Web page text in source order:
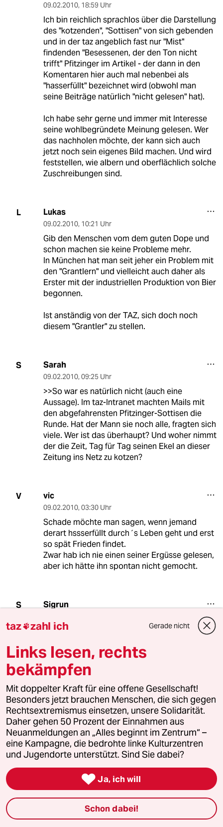
09.02.2010, 18:59 Uhr
Ich bin reichlich sprachlos über die Darstellung
des "kotzenden", "Sottisen" von sich gebenden
und in der taz angeblich fast nur "Mist"
findenden "Besessenen, der den Ton nicht
trifft" Pfitzinger im Artikel - der dann in den
Komentaren hier auch mal nebenbei als
"hasserfüllt" bezeichnet wird (obwohl man
seine Beiträge natürlich "nicht gelesen" hat).
Ich habe sehr gerne und immer mit Interesse
seine wohlbegründete Meinung gelesen. Wer
das nachholen möchte, der kann sich auch
jetzt noch sein eigenes Bild machen. Und wird
feststellen, wie albern und oberflächlich solche
Zuschreibungen sind.
L Lukas
09.02.2010, 10:21 Uhr
Gib den Menschen vom dem guten Dope und
schon machen sie keine Probleme mehr.
In München hat man seit jeher ein Problem mit
den "Grantlern" und vielleicht auch daher als
Erster mit der industriellen Produktion von Bier
begonnen.
Ist anständig von der TAZ, sich doch noch
diesem "Grantler" zu stellen.
S Sarah
09.02.2010, 09:25 Uhr
>>So war es natürlich nicht (auch eine
Aussage). Im taz-Intranet machten Mails mit
den abgefahrensten Pfitzinger-Sottisen die
Runde. Hat der Mann sie noch alle, fragten sich
viele. Wer ist das überhaupt? Und woher nimmt
der die Zeit, Tag für Tag seinen Ekel an dieser
Zeitung ins Netz zu kotzen?
V vic
09.02.2010, 03:30 Uhr
Schade möchte man sagen, wenn jemand
derart hssserfüllt durch´s Leben geht und erst
so spät Frieden findet.
Zwar hab ich nie einen seiner Ergüsse gelesen,
aber ich hätte ihn spontan nicht gemocht.
S Sigrun
Es gibt sie wohl doch noch die menschliche
berührenden, nachdenklich stimmenden
Artikel!
DR Dr. rer. Nat. Harald Wenk
08.02.2010,23:44 Uhr
"Für den Tod fehlt und das gedankliche
Werkzeug", der Arme. Ich empfahl
groteskerweise ALLZUOFT in letzter Zeit, sich
Sekundäliteratur nicht verständlich, eine linke
ewige Leben Perspektive zu verschaffen.
Deleuze kleines Buch, "Spinoza Praktische
Philosophie" hilf da fürs erste.
Da hat man dann ein gedankliches Werkzeug.
taz zahl ich Gerade nicht
Links lesen, rechts
bekämpfen
Mit doppelter Kraft für eine offene Gesellschaft!
Besonders jetzt brauchen Menschen, die sich gegen
Rechtsextremismus einsetzen, unsere Solidarität.
Daher gehen 50 Prozent der Einnahmen aus
Neuanmeldungen an „Alles beginnt im Zentrum“ –
eine Kampagne, die bedrohte linke Kulturzentren
und Jugendorte unterstützt. Sind Sie dabei?
 Ja, ich will
Schon dabei!